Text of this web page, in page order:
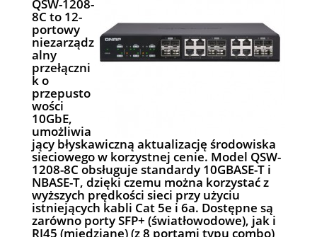
QSW-1208-
8C to 12-
portowy
niezarządz
alny
przełączni
k o
przepusto
wości
10GbE,
umożliwia
jący błyskawiczną aktualizację środowiska
sieciowego w korzystnej cenie. Model QSW-
1208-8C obsługuje standardy 10GBASE-T i
NBASE-T, dzięki czemu można korzystać z
wyższych prędkości sieci przy użyciu
istniejących kabli Cat 5e i 6a. Dostępne są
zarówno porty SFP+ (światłowodowe), jak i
RJ45 (miedziane) (z 8 portami typu combo)